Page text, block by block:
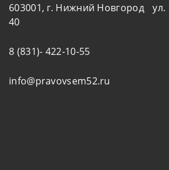
603001, г. Нижний Новгород ул.
40
8 (831)- 422-10-55
info@pravovsem52.ru